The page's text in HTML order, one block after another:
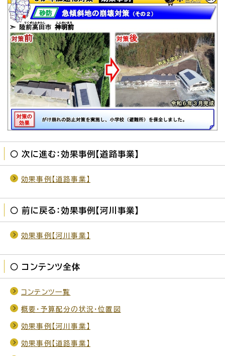
○ 次に進む：効果事例【道路事業】
効果事例【道路事業】
○ 前に戻る：効果事例【河川事業】
効果事例【河川事業】
○ コンテンツ全体
コンテンツ一覧
概要・予算配分の状況・位置図
効果事例【河川事業】
効果事例【道路事業】